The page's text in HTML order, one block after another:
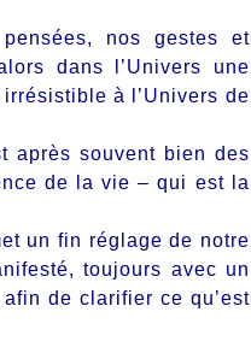
nos gestes et
dans l’Univers une
à l’Univers de
après souvent bien des
de la vie – qui est la
un fin réglage de notre
toujours avec un
de clarifier ce qu’est